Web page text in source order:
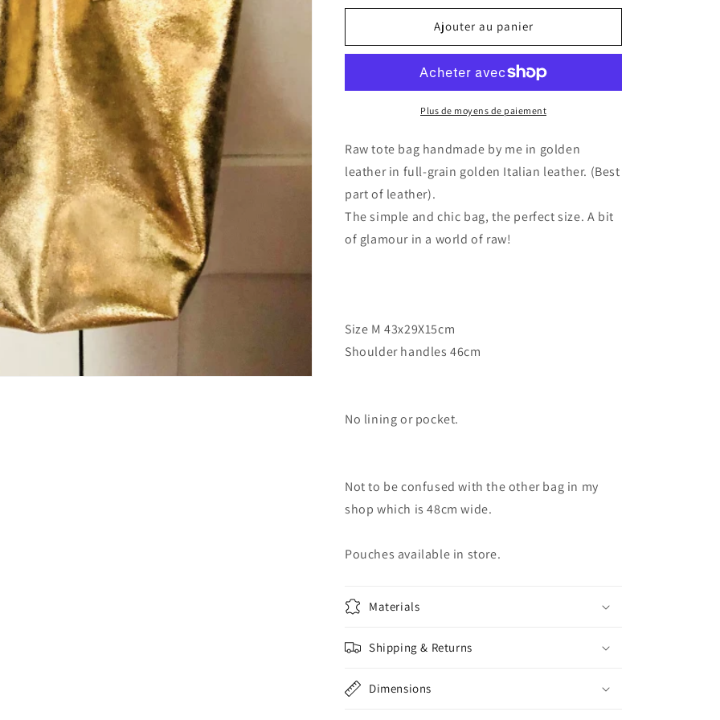
quantité
Gold
quantité
de
Gold
tote
Ajouter au panier
Plus de moyens de paiement
Raw tote bag handmade by me in golden
leather in full-grain golden Italian leather. (Best
part of leather).
The simple and chic bag, the perfect size. A bit
of glamour in a world of raw!
Size M 43x29X15cm
Shoulder handles 46cm
No lining or pocket.
Not to be confused with the other bag in my
shop which is 48cm wide.
Pouches available in store.
Materials
Shipping & Returns
Dimensions